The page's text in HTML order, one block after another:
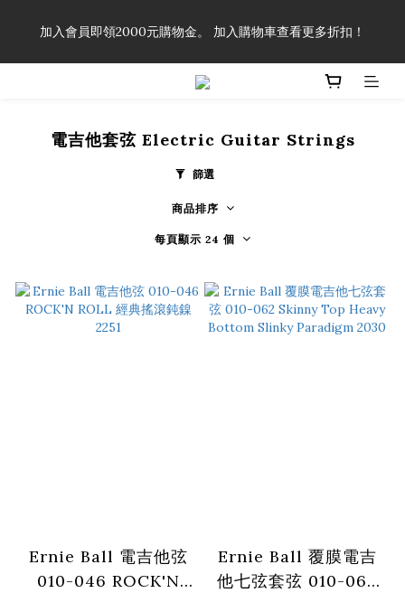
享有弦線、配件終生89折優惠！
加入會員即領2000元購物金。 加入購物車查看更多折扣！
「一生弦命！」單筆購買弦線、配件滿$999（不含運費），即可
電吉他套弦 Electric Guitar Strings
篩選
商品排序
每頁顯示 24 個
Ernie Ball 電吉他弦
010-046 ROCK'N
Ernie Ball 覆膜電吉
他七弦套弦 010-062